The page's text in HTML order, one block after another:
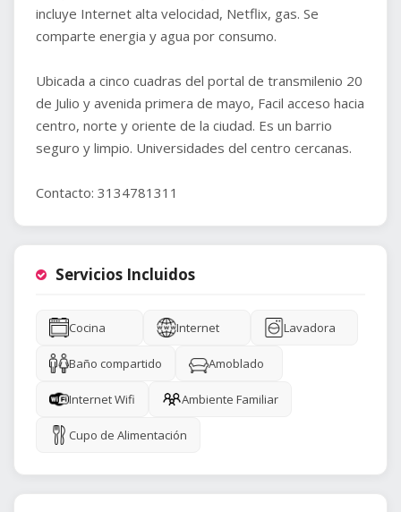
incluye Internet alta velocidad, Netflix, gas. Se
comparte energia y agua por consumo.
Ubicada a cinco cuadras del portal de transmilenio 20
de Julio y avenida primera de mayo, Facil acceso hacia
centro, norte y oriente de la ciudad. Es un barrio
seguro y limpio. Universidades del centro cercanas.
Contacto: 3134781311
Servicios Incluidos
Cocina Internet Lavadora
Baño compartido Amoblado
Internet Wifi Ambiente Familiar
Cupo de Alimentación